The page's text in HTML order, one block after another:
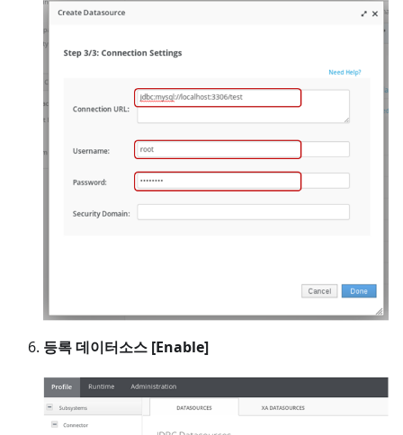
등록 데이터소스 [Enable]